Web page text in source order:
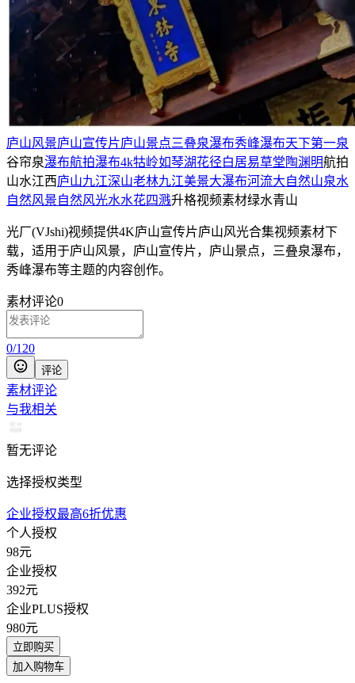
庐山风景庐山宣传片庐山景点三叠泉瀑布秀峰瀑布天下第一泉
谷帘泉瀑布航拍瀑布4k牯岭如琴湖花径白居易草堂陶渊明航拍
山水江西庐山九江深山老林九江美景大瀑布河流大自然山泉水
自然风景自然风光水水花四溅升格视频素材绿水青山
光厂(VJshi)视频提供4K庐山宣传片庐山风光合集视频素材下
载，适用于庐山风景，庐山宣传片，庐山景点，三叠泉瀑布，
秀峰瀑布等主题的内容创作。
素材评论0
0/120
评论
素材评论
与我相关
暂无评论
选择授权类型
企业授权最高6折优惠
个人授权
98元
企业授权
392元
企业PLUS授权
980元
立即购买
加入购物车